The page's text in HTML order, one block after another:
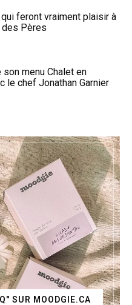
feront vraiment plaisir à
Pères
menu Chalet en
le chef Jonathan Garnier
SUR MOODGIE.CA